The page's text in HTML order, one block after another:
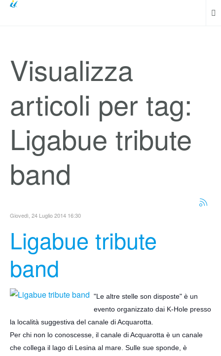
Visualizza
articoli per tag:
Ligabue tribute
band
Giovedì, 24 Luglio 2014 16:30
Ligabue tribute
band
"Le altre stelle son disposte" è un
evento organizzato dai K-Hole presso
la località suggestiva del canale di Acquarotta.
Per chi non lo conoscesse, il canale di Acquarotta è un canale
che collega il lago di Lesina al mare. Sulle sue sponde, è